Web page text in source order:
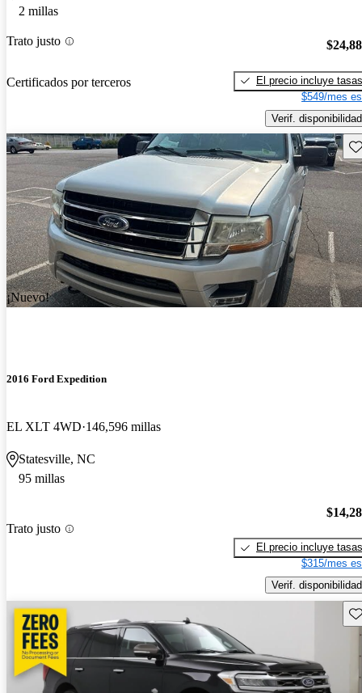
2 millas
Trato justo
Certificados por terceros
El precio incluye tasas
$549/mes
Verif. disponibilidad
¡Nuevo!
2016 Ford Expedition
EL XLT 4WD 146,596 millas
Statesville, NC
95 millas
Trato justo
El precio incluye tasas
$315/mes
Verif. disponibilidad